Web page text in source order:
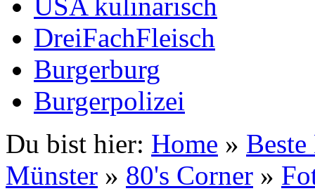
DreiFachFleisch
Burgerburg
Burgerpolizei
Du bist hier: Home »
Münster » 80's Corner »